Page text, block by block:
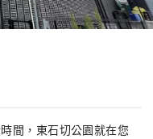
間，東石切公園就在您